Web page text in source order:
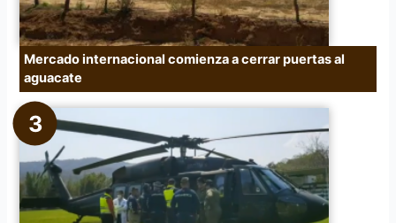
Mercado internacional comienza a cerrar puertas al
aguacate